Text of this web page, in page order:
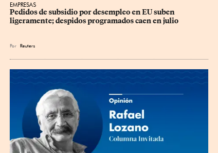
EMPRESAS
Pedidos de subsidio por desempleo en EU suben
ligeramente; despidos programados caen en julio
Por Reuters